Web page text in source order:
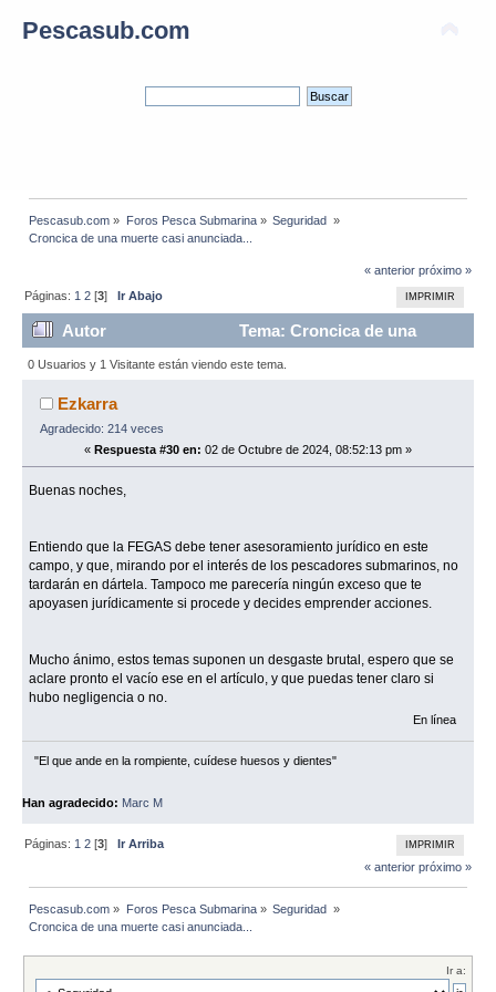
Pescasub.com
Pescasub.com » Foros Pesca Submarina» Seguridad »
Croncica de una muerte casi anunciada...
« anterior próximo »
IMPRIMIR
Páginas: 1 2 [3]Ir Abajo
Autor
Tema: Croncica de una
muerte casi anunciada... (Leído 19625 veces)
0 Usuarios y 1 Visitante están viendo este tema.
Ezkarra
Agradecido: 214 veces
« Respuesta #30 en: 02 de Octubre de 2024, 08:52:13 pm »
Buenas noches,
Entiendo que la FEGAS debe tener asesoramiento jurídico en este
campo, y que, mirando por el interés de los pescadores submarinos, no
tardarán en dártela. Tampoco me parecería ningún exceso que te
apoyasen jurídicamente si procede y decides emprender acciones.
Mucho ánimo, estos temas suponen un desgaste brutal, espero que se
aclare pronto el vacío ese en el artículo, y que puedas tener claro si
hubo negligencia o no.
En línea
"El que ande en la rompiente, cuídese huesos y dientes"
Han agradecido: Marc M
IMPRIMIR
Páginas: 1 2 [3]Ir Arriba
« anterior próximo »
Pescasub.com » Foros Pesca Submarina» Seguridad »
Croncica de una muerte casi anunciada...
Ir a: